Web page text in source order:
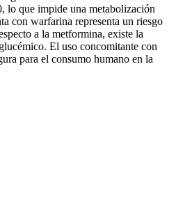
lo que impide una metabolización
con warfarina representa un riesgo
a la metformina, existe la
El uso concomitante con
para el consumo humano en la